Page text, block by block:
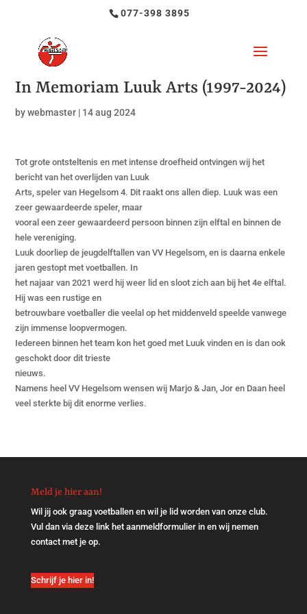
077-398 3895
In Memoriam Luuk Arts (1997-2024)
bywebmaster | 14 aug 2024
Tot grote ontsteltenis en met intense droefheid ontvingen wij het
bericht van het overlijden van Luuk
Arts, speler van Hegelsom 4. Dit raakt ons allen diep. Luuk was een
zeer gewaardeerde speler, maar
vooral een zeer gewaardeerd persoon binnen zijn elftal en binnen de
hele vereniging.
Luuk doorliep de jeugdelftallen van VV Hegelsom, en is daarna enkele
jaren gestopt met voetballen. In
het najaar van 2021 werd hij weer lid en sloot zich aan bij het 4e elftal.
Hij was een rustige en
betrouwbare voetballer die veelal op het middenveld speelde vanwege
zijn immense loopvermogen.
Iedereen binnen het team kon het goed met Luuk vinden en is dan ook
geschokt door dit trieste
nieuws.
Namens heel VV Hegelsom wensen wij Marjo & Jan, Jor en Daan heel
veel sterkte bij dit enorme verlies.
Meld je hier aan!
Wil jij ook graag voetballen en wil je lid worden van onze club.
Vul dan via deze linkhet aanmeldformulier in en wij nemen
contact met je op.
Schrijf je hier in!